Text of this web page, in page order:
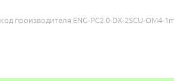
код производителя ENG-PC2.0-DX-2SCU-OM4-